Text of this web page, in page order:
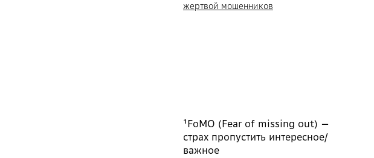
жертвой мошенников
¹FoMO (Fear of missing out) —
cтрах пропустить интересное/
важное